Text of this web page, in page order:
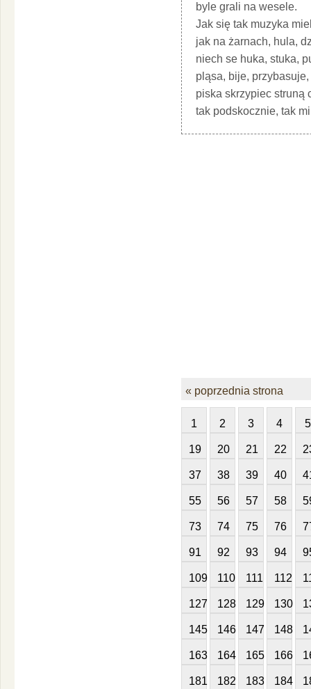
byle grali na wesele.
Jak się tak muzyka
jak na żarnach, hula,
niech se huka, stuka,
pląsa, bije, przybasuje,
piska skrzypiec struną
tak podskocznie, tak
« poprzednia strona
1 2 3 4 5
19 20 21 22
37 38 39 40
55 56 57 58
73 74 75 76
91 92 93 94
109 110 111 112
127 128 129 130
145 146 147 148
163 164 165 166
181 182 183 184